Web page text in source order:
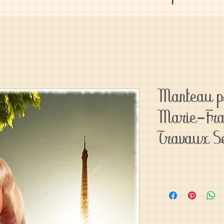
Manteau
Marie-
Travaux